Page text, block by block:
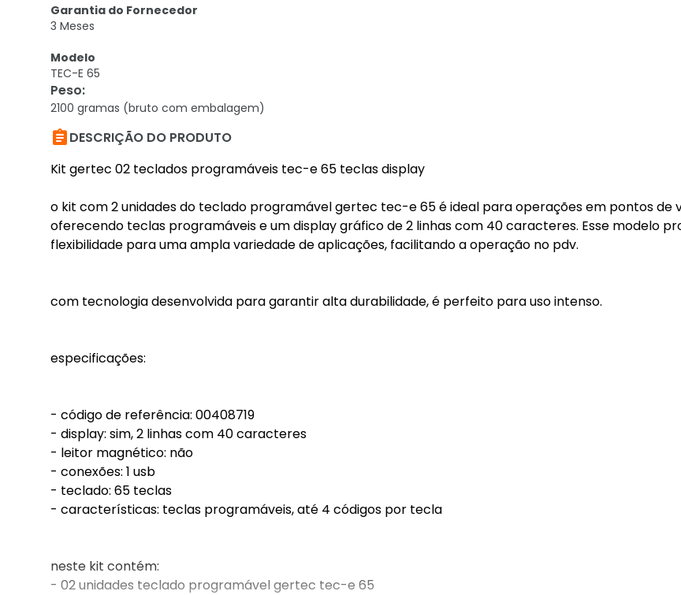
Garantia do Fornecedor
3 Meses
Modelo
TEC-E 65
Peso:
2100 gramas (bruto com embalagem)
DESCRIÇÃO DO PRODUTO
Kit gertec 02 teclados programáveis tec-e 65 teclas display
o kit com 2 unidades do teclado programável gertec tec-e 65 é ideal para operações em pontos de
oferecendo teclas programáveis e um display gráfico de 2 linhas com 40 caracteres. Esse modelo
flexibilidade para uma ampla variedade de aplicações, facilitando a operação no pdv.
com tecnologia desenvolvida para garantir alta durabilidade, é perfeito para uso intenso.
especificações:
- código de referência: 00408719
- display: sim, 2 linhas com 40 caracteres
- leitor magnético: não
- conexões: 1 usb
- teclado: 65 teclas
- características: teclas programáveis, até 4 códigos por tecla
neste kit contém:
- 02 unidades teclado programável gertec tec-e 65